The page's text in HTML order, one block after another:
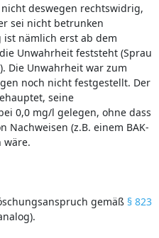
deswegen rechtswidrig,
sei nicht betrunken
nämlich erst ab dem
Unwahrheit feststeht (Sprau
Die Unwahrheit war zum
noch nicht festgestellt. Der
seine
0,0 mg/l gelegen, ohne dass
Nachweisen (z.B. einem BAK-
wäre.
gemäß § 823